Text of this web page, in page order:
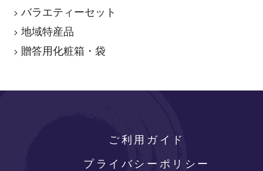
バラエティーセット
地域特産品
贈答用化粧箱・袋
ご利用ガイド
プライバシーポリシー